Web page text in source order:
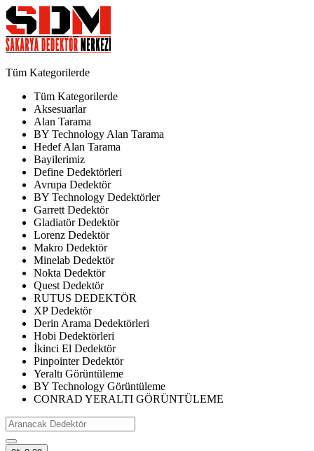
Tüm Kategorilerde
Tüm Kategorilerde
Aksesuarlar
Alan Tarama
BY Technology Alan Tarama
Hedef Alan Tarama
Bayilerimiz
Define Dedektörleri
Avrupa Dedektör
BY Technology Dedektörler
Garrett Dedektör
Gladiatör Dedektör
Lorenz Dedektör
Makro Dedektör
Minelab Dedektör
Nokta Dedektör
Quest Dedektör
RUTUS DEDEKTÖR
XP Dedektör
Derin Arama Dedektörleri
Hobi Dedektörleri
İkinci El Dedektör
Pinpointer Dedektör
Yeraltı Görüntüleme
BY Technology Görüntüleme
CONRAD YERALTI GÖRÜNTÜLEME